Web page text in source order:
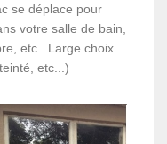
se déplace pour
votre salle de bain,
etc.. Large choix
etc...)